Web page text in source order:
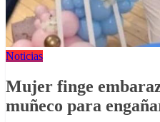
Noticias
Mujer finge
muñeco para